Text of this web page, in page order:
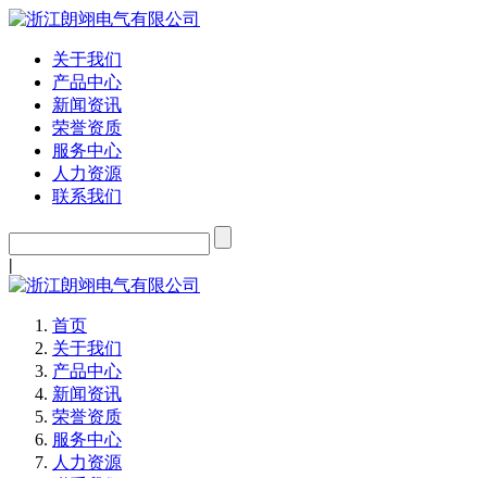
关于我们
产品中心
新闻资讯
荣誉资质
服务中心
人力资源
联系我们
|
首页
关于我们
产品中心
新闻资讯
荣誉资质
服务中心
人力资源